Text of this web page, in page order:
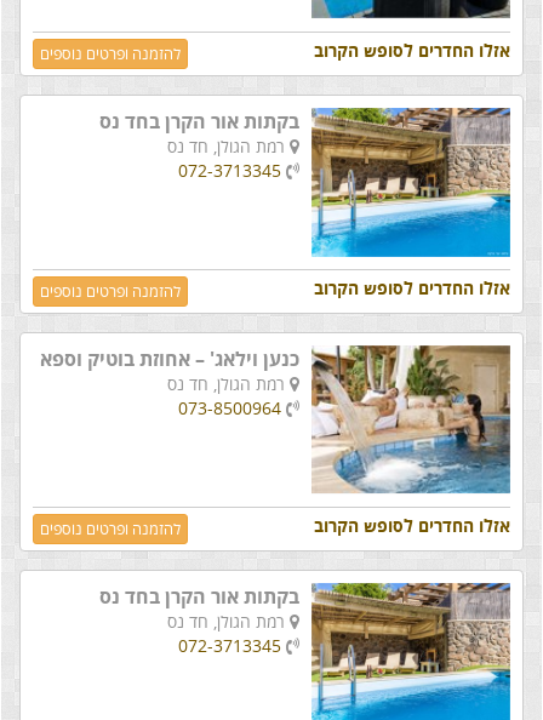
אזלו החדרים לסופש הקרוב להזמנה ופרטים נוספים
בקתות אור הקרן בחד נס
רמת הגולן, חד נס
072-3713345
אזלו החדרים לסופש הקרוב להזמנה ופרטים נוספים
כנען וילאג' – אחוזת בוטיק וספא
רמת הגולן, חד נס
073-8500964
אזלו החדרים לסופש הקרוב להזמנה ופרטים נוספים
בקתות אור הקרן בחד נס
רמת הגולן, חד נס
072-3713345